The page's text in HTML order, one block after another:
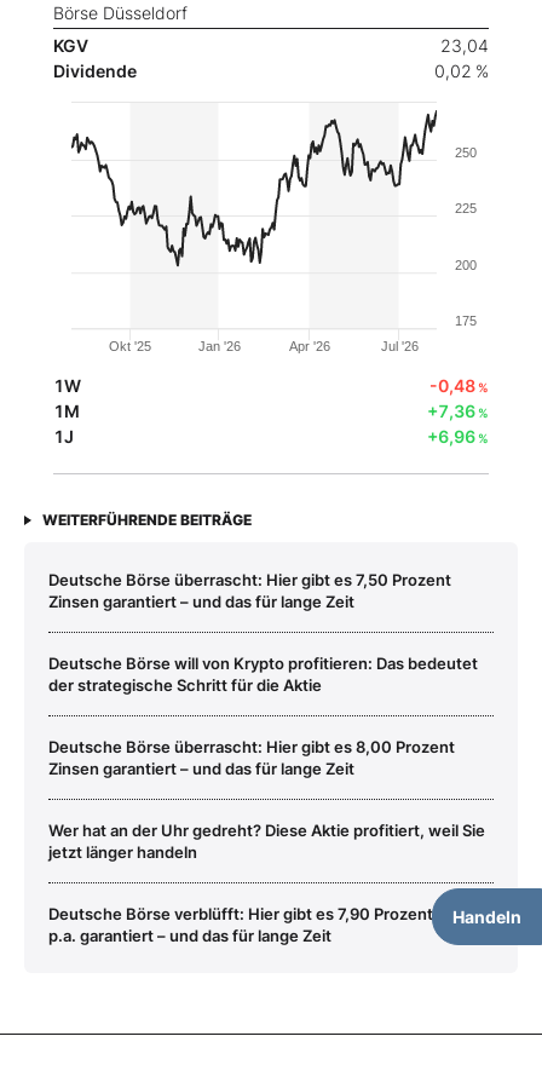
Börse Düsseldorf
KGV
23,04
Dividende
0,02 %
Handeln
Okt '25 Jan '26 Apr '26 Jul '26
175
200
225
250
1W -0,48%
1M +7,36%
1J +6,96%
WEITERFÜHRENDE BEITRÄGE
Deutsche Börse überrascht: Hier gibt es 7,50 Prozent
Zinsen garantiert – und das für lange Zeit
Deutsche Börse will von Krypto profitieren: Das bedeutet
der strategische Schritt für die Aktie
Deutsche Börse überrascht: Hier gibt es 8,00 Prozent
Zinsen garantiert – und das für lange Zeit
Wer hat an der Uhr gedreht? Diese Aktie profitiert, weil Sie
jetzt länger handeln
Deutsche Börse verblüfft: Hier gibt es 7,90 Prozent Zinsen
p.a. garantiert – und das für lange Zeit